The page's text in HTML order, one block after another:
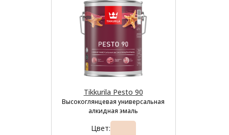
Tikkurila Pesto 90
Высокоглянцевая универсальная
алкидная эмаль
Цвет: